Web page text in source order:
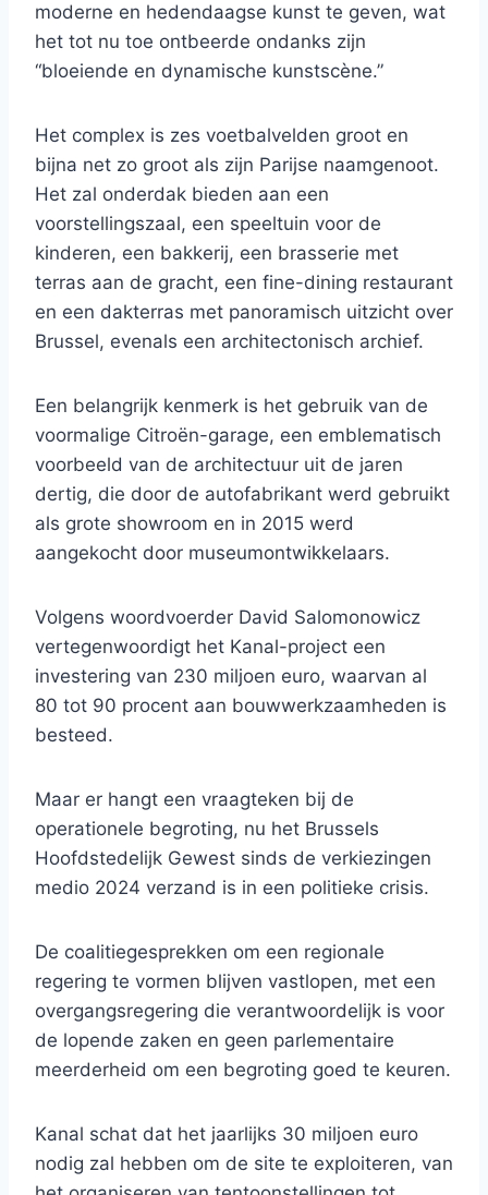
moderne en hedendaagse kunst te geven, wat
het tot nu toe ontbeerde ondanks zijn
“bloeiende en dynamische kunstscène.”
Het complex is zes voetbalvelden groot en
bijna net zo groot als zijn Parijse naamgenoot.
Het zal onderdak bieden aan een
voorstellingszaal, een speeltuin voor de
kinderen, een bakkerij, een brasserie met
terras aan de gracht, een fine-dining restaurant
en een dakterras met panoramisch uitzicht over
Brussel, evenals een architectonisch archief.
Een belangrijk kenmerk is het gebruik van de
voormalige Citroën-garage, een emblematisch
voorbeeld van de architectuur uit de jaren
dertig, die door de autofabrikant werd gebruikt
als grote showroom en in 2015 werd
aangekocht door museumontwikkelaars.
Volgens woordvoerder David Salomonowicz
vertegenwoordigt het Kanal-project een
investering van 230 miljoen euro, waarvan al
80 tot 90 procent aan bouwwerkzaamheden is
besteed.
Maar er hangt een vraagteken bij de
operationele begroting, nu het Brussels
Hoofdstedelijk Gewest sinds de verkiezingen
medio 2024 verzand is in een politieke crisis.
De coalitiegesprekken om een ​​regionale
regering te vormen blijven vastlopen, met een
overgangsregering die verantwoordelijk is voor
de lopende zaken en geen parlementaire
meerderheid om een ​​begroting goed te keuren.
Kanal schat dat het jaarlijks 30 miljoen euro
nodig zal hebben om de site te exploiteren, van